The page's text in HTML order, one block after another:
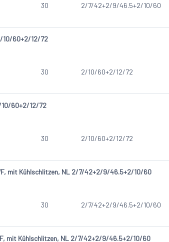
30 2/7/42+2/9/46.5+2/10/60
10/60+2/12/72
30 2/10/60+2/12/72
10/60+2/12/72
30 2/10/60+2/12/72
mit Kühlschlitzen, NL 2/7/42+2/9/46.5+2/10/60
30 2/7/42+2/9/46.5+2/10/60
mit Kühlschlitzen, NL 2/7/42+2/9/46.5+2/10/60